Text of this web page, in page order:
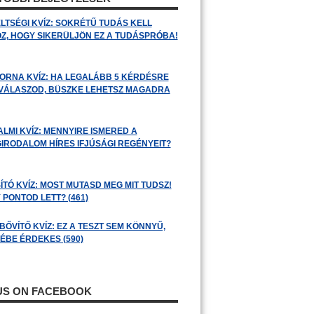
KVÍZ: SOKRÉTŰ TUDÁS KELL
HOGY SIKERÜLJÖN EZ A TUDÁSPRÓBA!
KVÍZ: HA LEGALÁBB 5 KÉRDÉSRE
BÜSZKE LEHETSZ MAGADRA
KVÍZ: MENNYIRE ISMERED A
HÍRES IFJÚSÁGI REGÉNYEIT?
KVÍZ: MOST MUTASD MEG MIT TUDSZ!
PONTOD LETT? (461)
KVÍZ: EZ A TESZT SEM KÖNNYŰ,
ÉRDEKES (590)
ON FACEBOOK